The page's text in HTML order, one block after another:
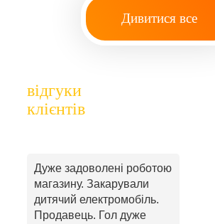
Дивитися все
відгуки
клієнтів
Дуже задоволені роботою
магазину. Закарували
дитячий електромобіль.
Продавець. Гол дуже